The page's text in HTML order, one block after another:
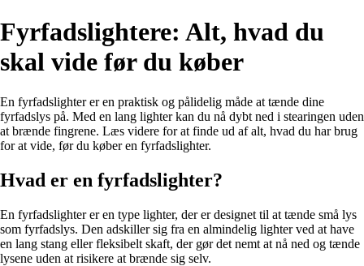
Fyrfadslightere: Alt, hvad du
skal vide før du køber
En fyrfadslighter er en praktisk og pålidelig måde at tænde dine
fyrfadslys på. Med en lang lighter kan du nå dybt ned i stearingen uden
at brænde fingrene. Læs videre for at finde ud af alt, hvad du har brug
for at vide, før du køber en fyrfadslighter.
Hvad er en fyrfadslighter?
En fyrfadslighter er en type lighter, der er designet til at tænde små lys
som fyrfadslys. Den adskiller sig fra en almindelig lighter ved at have
en lang stang eller fleksibelt skaft, der gør det nemt at nå ned og tænde
lysene uden at risikere at brænde sig selv.